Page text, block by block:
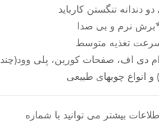
دندانه تنگستن کارباید
نرم و بی صدا
تغذیه متوسط
دی اف، صفحات کورین، پلی وود(چند
و انواع چوبهای طبیعی
بیشتر می توانید با شماره